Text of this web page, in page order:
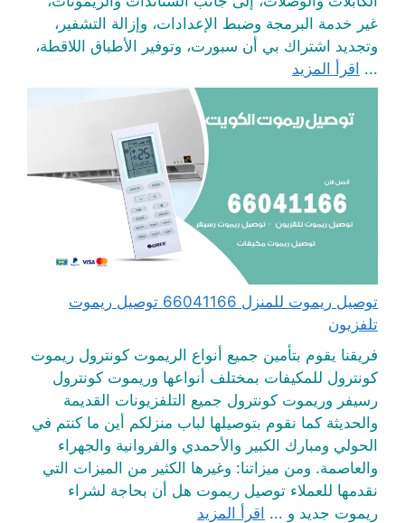
غير خدمة البرمجة وضبط الإعدادات، وإزالة التشفير،
وتجديد اشتراك بي أن سبورت، وتوفير الأطباق اللاقطة،
... اقرأ المزيد
توصيل ريموت للمنزل 66041166 توصيل ريموت
تلفزيون
فريقنا يقوم بتأمين جميع أنواع الريموت كونترول ريموت
كونترول للمكيفات بمختلف أنواعها وريموت كونترول
رسيفر وريموت كونترول جميع التلفزيونات القديمة
والحديثة كما نقوم بتوصيلها لباب منزلكم أين ما كنتم في
الحولي ومبارك الكبير والأحمدي والفروانية والجهراء
والعاصمة. ومن ميزاتنا: وغيرها الكثير من الميزات التي
نقدمها للعملاء توصيل ريموت هل أن بحاجة لشراء
ريموت جديد و ... اقرأ المزيد